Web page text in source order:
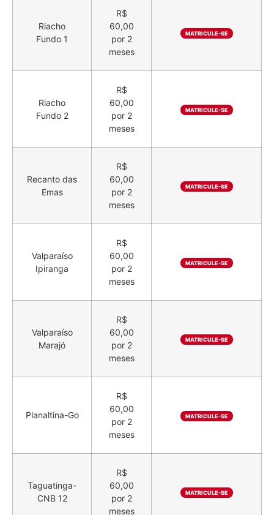
Riacho
Fundo 1
R$
60,00
por 2
meses
MATRICULE-SE
Riacho
Fundo 2
R$
60,00
por 2
meses
MATRICULE-SE
Recanto das
Emas
R$
60,00
por 2
meses
MATRICULE-SE
Valparaíso
Ipiranga
R$
60,00
por 2
meses
MATRICULE-SE
Valparaíso
Marajó
R$
60,00
por 2
meses
MATRICULE-SE
Planaltina-Go
R$
60,00
por 2
meses
MATRICULE-SE
Taguatinga-
CNB 12
R$
60,00
por 2
meses
MATRICULE-SE